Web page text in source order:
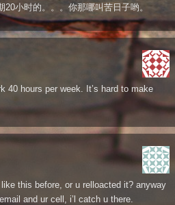
小时的。。。你那哪叫苦日子哟。
40 hours per week. It’s hard to make
this before, or u relloacted it? anyway
and ur cell, i’l catch u there.